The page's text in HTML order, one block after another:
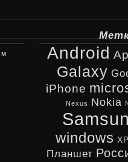
Android
Galaxy
iPhone
Nexus Nokia
windows
Планшет